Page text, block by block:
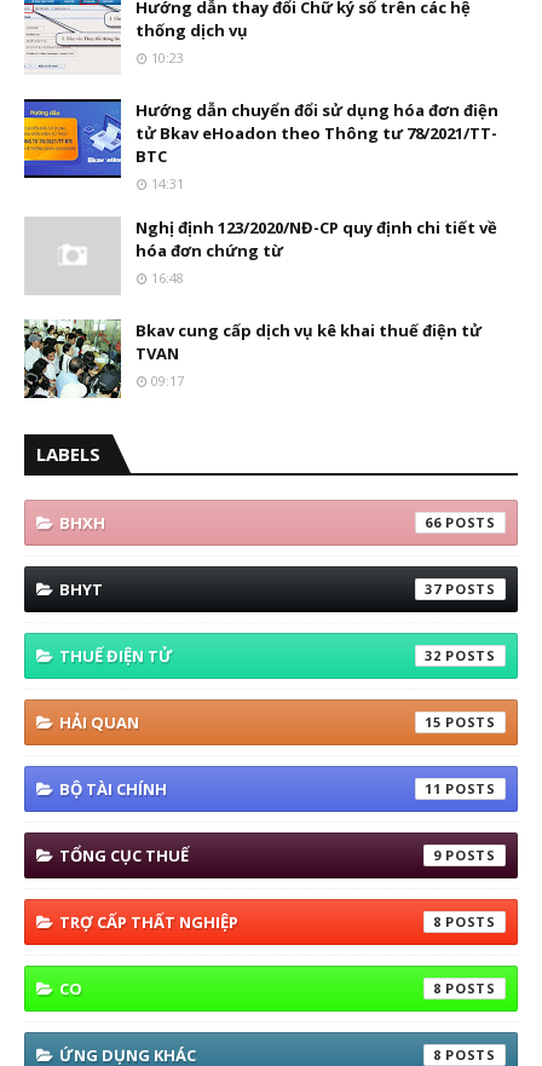
Hướng dẫn thay đổi Chữ ký số trên các hệ
thống dịch vụ
10:23
Hướng dẫn chuyển đổi sử dụng hóa đơn điện
tử Bkav eHoadon theo Thông tư 78/2021/TT-
BTC
14:31
Nghị định 123/2020/NĐ-CP quy định chi tiết về
hóa đơn chứng từ
16:48
Bkav cung cấp dịch vụ kê khai thuế điện tử
TVAN
09:17
LABELS
BHXH 66
BHYT 37
THUẾ ĐIỆN TỬ 32
HẢI QUAN 15
BỘ TÀI CHÍNH 11
TỔNG CỤC THUẾ 9
TRỢ CẤP THẤT NGHIỆP 8
CO 8
ỨNG DỤNG KHÁC 8